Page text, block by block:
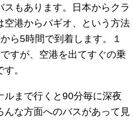
スもあります。日本からクラ
空港からバギオ、という方法
ら5時間で到着します。１
すが、空港を出てすぐの乗
。
ルまで行くと90分毎に深夜
んな方面へのバスがあって見